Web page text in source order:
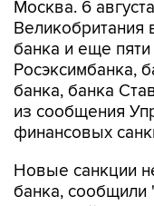
банка и еще пяти
Росэксимбанка,
банка, банка
из сообщения
финансовых
Новые санкции
кредитной
продолжает